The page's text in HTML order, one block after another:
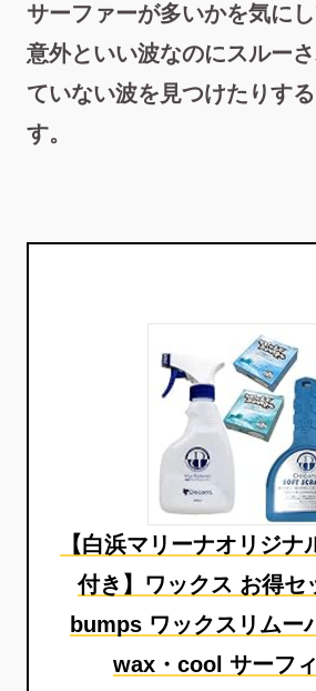
サーファーが多いかを気にし
意外といい波なのにスルー
ていない波を見つけたりす
す。
【白浜マリーナオリジナ
付き】ワックス お得
bumps ワックスリムー
wax・cool サーフ